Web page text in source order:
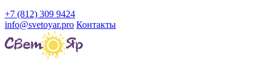
+7 (812) 309 9424
info@svetoyar.pro Контакты